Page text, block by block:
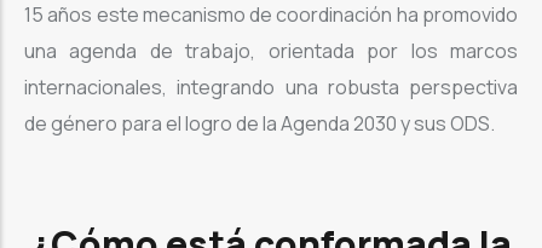
15 años este mecanismo de coordinación ha promovido
una agenda de trabajo, orientada por los marcos
internacionales, integrando una robusta perspectiva
de género para el logro de la Agenda 2030 y sus ODS.